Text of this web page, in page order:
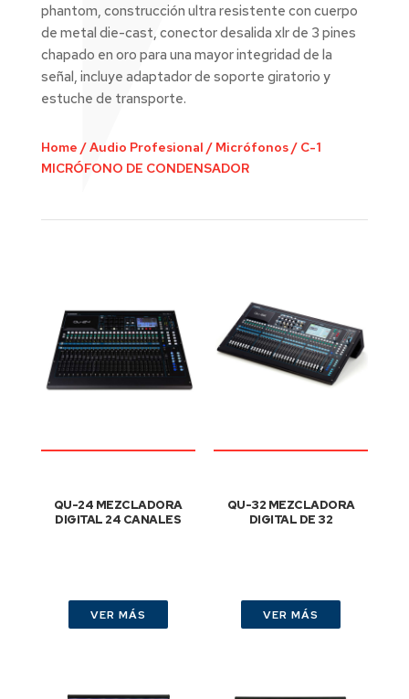
phantom, construcción ultra resistente con cuerpo
de metal die-cast, conector desalida xlr de 3 pines
chapado en oro para una mayor integridad de la
señal, incluye adaptador de soporte giratorio y
estuche de transporte.
Home /Audio Profesional / Micrófonos/ C-1
MICRÓFONO DE CONDENSADOR
QU-24 MEZCLADORA
DIGITAL 24 CANALES
VER MÁS
QU-32 MEZCLADORA
DIGITAL DE 32
VER MÁS